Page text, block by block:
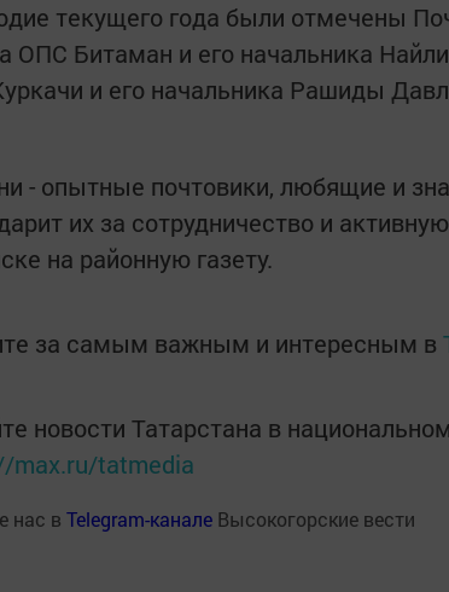
текущего года были отмечены
ОПС Битаман и его начальника
и его начальника Рашиды
- опытные почтовики, любящие и
их за сотрудничество и
на районную газету.
за самым важным и интересным в
новости Татарстана в
max.ru/tatmedia
нас в Telegram-канале Высокогорские вести